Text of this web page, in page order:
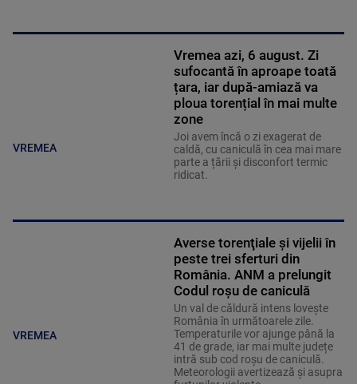
VREMEA
Vremea azi, 6 august. Zi
sufocantă în aproape toată
țara, iar după-amiază va
ploua torențial în mai multe
zone
Joi avem încă o zi exagerat de
caldă, cu caniculă în cea mai mare
parte a țării și disconfort termic
ridicat.
VREMEA
Averse torenţiale şi vijelii în
peste trei sferturi din
România. ANM a prelungit
Codul roșu de caniculă
Un val de căldură intens lovește
România în următoarele zile.
Temperaturile vor ajunge până la
41 de grade, iar mai multe județe
intră sub cod roșu de caniculă.
Meteorologii avertizează și asupra